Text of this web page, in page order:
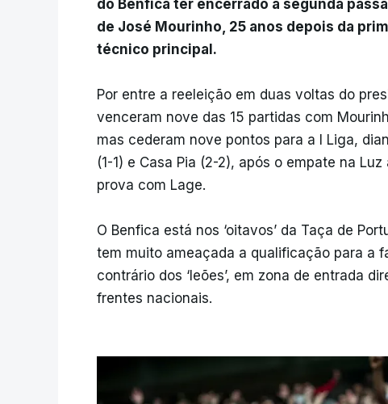
do Benfica ter encerrado a segunda
de José Mourinho, 25 anos depois da
técnico principal.
Por entre a reeleição em duas voltas do
venceram nove das 15 partidas com
mas cederam nove pontos para a I Liga,
(1-1) e Casa Pia (2-2), após o empate na
prova com Lage.
O Benfica está nos ‘oitavos’ da Taça de
tem muito ameaçada a qualificação para a
contrário dos ‘leões’, em zona de entrada
frentes nacionais.